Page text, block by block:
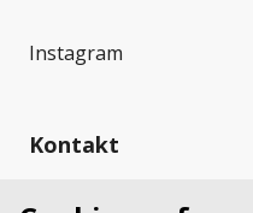
Instagram
Kontakt
Cystische Fibrose